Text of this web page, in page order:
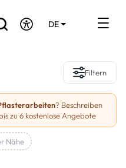
DE
Filtern
? Beschreiben
zu 6 kostenlose Angebote
Nähe